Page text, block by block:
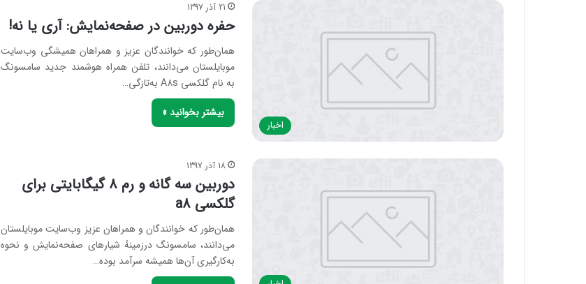
اخبار
21 آذر 1397
حفره دوربین در صفحه‌نمایش: آری یا نه!
همان‌طور که خوانندگان عزیز و همراهان همیشگی وب‌سایت
موبایلستان می‌دانند، تلفن همراه هوشمند جدید سامسونگ
به نام گلکسی A8s به‌تازگی…
بیشتر بخوانید »
18 آذر 1397
دوربین سه گانه و رم 8 گیگابایتی برای
گلکسی a8
همان‌طور که خوانندگان و همراهان عزیز وب‌سایت موبایلستان
می‌دانند، سامسونگ درزمینهٔ شیارهای صفحه‌نمایش و نحوه
به‌کارگیری آن‌ها همیشه سرآمد بوده…